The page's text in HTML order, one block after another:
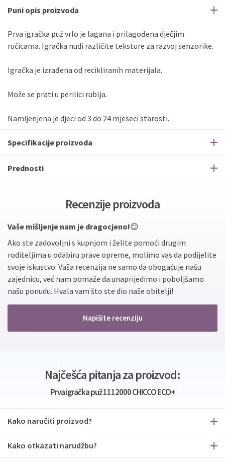
Puni opis proizvoda
Prva igračka puž vrlo je lagana i prilagođena dječjim
ručicama. Igračka nudi različite teksture za razvoj senzorike.
Igračka je izrađena od recikliranih materijala.
Može se prati u perilici rublja.
Namijenjena je djeci od 3 do 24 mjeseci starosti.
Specifikacije proizvoda
Prednosti
Recenzije proizvoda
Vaše mišljenje nam je dragocjeno!😊
Ako ste zadovoljni s kupnjom i želite pomoći drugim
roditeljima u odabiru prave opreme, molimo vas da podijelite
svoje iskustvo. Vaša recenzija ne samo da obogaćuje našu
zajednicu, već nam pomaže da unaprijedimo i poboljšamo
našu ponudu. Hvala vam što ste dio naše obitelji!
Napišite recenziju
Najčešća pitanja za proizvod:
Prva igračka puž 1112000 CHICCO ECO+
Kako naručiti proizvod?
Kako otkazati narudžbu?